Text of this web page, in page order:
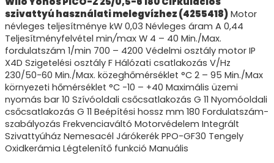
szivattyú használati melegvízhez (4255418) Motor
névleges teljesítménye kW 0,03 Névleges áram A 0,44
Teljesítményfelvétel min/max W 4 – 40 Min./Max.
fordulatszám 1/min 700 – 4200 Védelmi osztály motor IP
X4D Szigetelési osztály F Hálózati csatlakozás V/Hz
230/50-60 Min./Max. közeghőmérséklet °C 2 – 95 Min./Max
környezeti hőmérséklet °C -10 – +40 Maximális üzemi
nyomás bar 10 Szívóoldali csőcsatlakozás G 11 Nyomóoldali
csőcsatlakozás G 11 Beépítési hossz mm 180 Fordulatszám-
szabályozás Frekvenciaváltó Motorvédelem Integrált
Szivattyúház Nemesacél Járókerék PPO-GF30 Tengely
Oxidkerámia Légtelenítő funkció Manuális